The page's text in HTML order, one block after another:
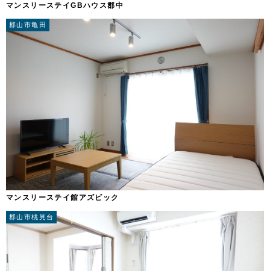
マンスリーステイGBハウス郡中
マンスリーステイ館アズビック
郡山市亀田
郡山市桃見台